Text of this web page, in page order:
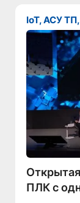
IoT, АСУ
ПЛК с